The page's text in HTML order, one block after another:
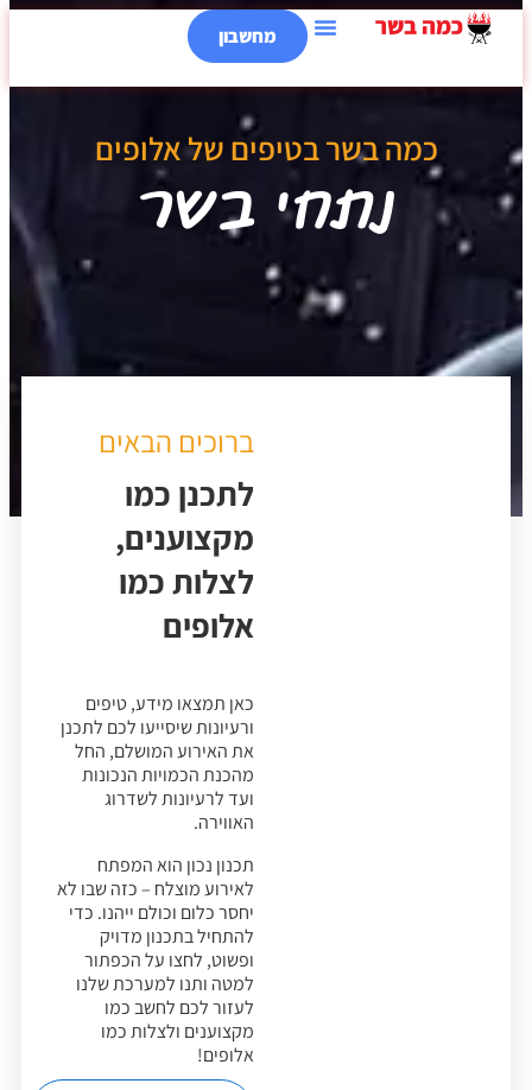
מחשבון
כמה בשר בטיפים של אלופים
נתחי בשר
ברוכים הבאים
לתכנן כמו
מקצוענים,
לצלות כמו
אלופים
כאן תמצאו מידע, טיפים
ורעיונות שיסייעו לכם לתכנן
את האירוע המושלם, החל
מהכנת הכמויות הנכונות
ועד לרעיונות לשדרוג
האווירה.
תכנון נכון הוא המפתח
לאירוע מוצלח – כזה שבו לא
יחסר כלום וכולם ייהנו. כדי
להתחיל בתכנון מדויק
ופשוט, לחצו על הכפתור
למטה ותנו למערכת שלנו
לעזור לכם לחשב כמו
מקצוענים ולצלות כמו
אלופים!